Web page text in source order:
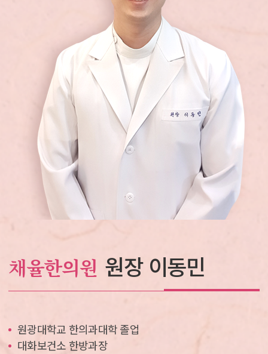
채율한의원 원장 이동민
원광대학교 한의과대학 졸업
대화보건소 한방과장